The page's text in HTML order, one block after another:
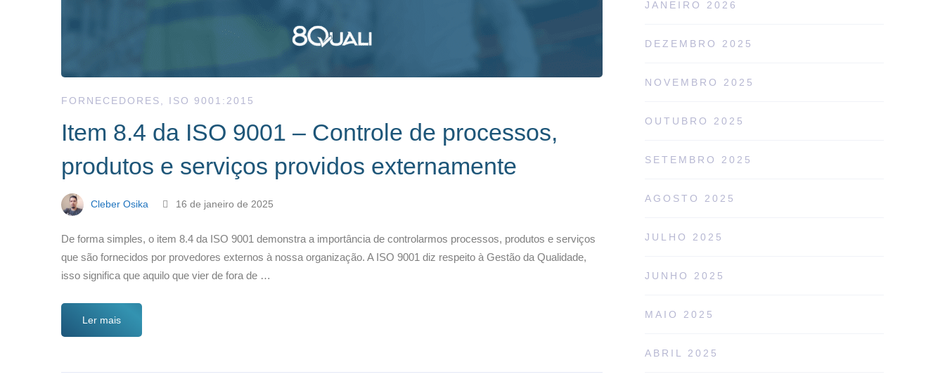
FORNECEDORES ISO 9001:2015
Item 8.4 da ISO 9001 – Controle de processos,
produtos e serviços providos externamente
Cleber Osika 16 de janeiro de 2025
De forma simples, o item 8.4 da ISO 9001 demonstra a importância de controlarmos processos, produtos e serviços
que são fornecidos por provedores externos à nossa organização. A ISO 9001 diz respeito à Gestão da Qualidade,
isso significa que aquilo que vier de fora de …
Ler mais
JANEIRO 2026
DEZEMBRO 2025
NOVEMBRO 2025
OUTUBRO 2025
SETEMBRO 2025
AGOSTO 2025
JULHO 2025
JUNHO 2025
MAIO 2025
ABRIL 2025